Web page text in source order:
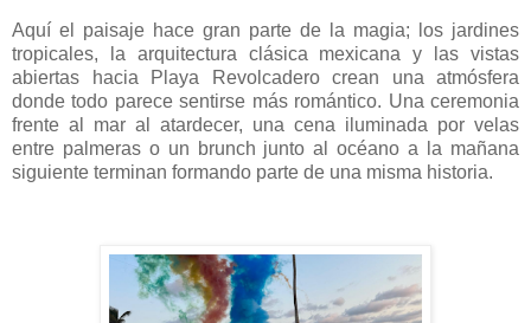
Aquí el paisaje hace gran parte de la magia; los jardines
tropicales, la arquitectura clásica mexicana y las vistas
abiertas hacia Playa Revolcadero crean una atmósfera
donde todo parece sentirse más romántico. Una ceremonia
frente al mar al atardecer, una cena iluminada por velas
entre palmeras o un brunch junto al océano a la mañana
siguiente terminan formando parte de una misma historia.